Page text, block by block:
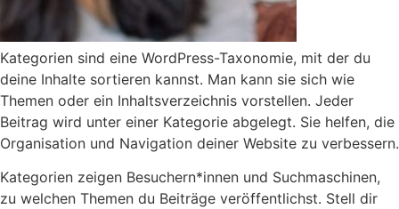
Kategorien sind eine WordPress-Taxonomie, mit der du
deine Inhalte sortieren kannst. Man kann sie sich wie
Themen oder ein Inhaltsverzeichnis vorstellen. Jeder
Beitrag wird unter einer Kategorie abgelegt. Sie helfen, die
Organisation und Navigation deiner Website zu verbessern.
Kategorien zeigen Besuchern*innen und Suchmaschinen,
zu welchen Themen du Beiträge veröffentlichst. Stell dir